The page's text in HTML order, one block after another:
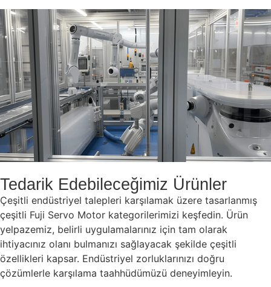
Tedarik Edebileceğimiz Ürünler
Çeşitli endüstriyel talepleri karşılamak üzere tasarlanmış
çeşitli Fuji Servo Motor kategorilerimizi keşfedin. Ürün
yelpazemiz, belirli uygulamalarınız için tam olarak
ihtiyacınız olanı bulmanızı sağlayacak şekilde çeşitli
özellikleri kapsar. Endüstriyel zorluklarınızı doğru
çözümlerle karşılama taahhüdümüzü deneyimleyin.